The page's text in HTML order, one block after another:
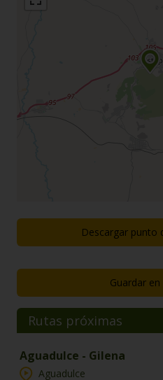
Descargar punto
Guardar
Rutas próximas
Aguadulce - Gilena
Aguadulce